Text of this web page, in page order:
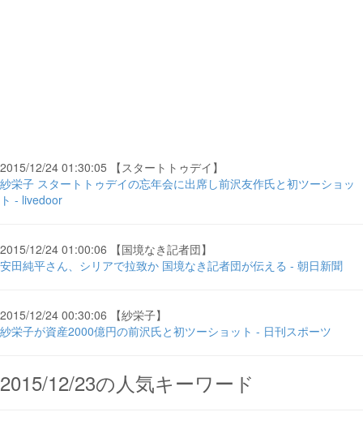
2015/12/24 01:30:05 【スタートトゥデイ】
紗栄子 スタートトゥデイの忘年会に出席し前沢友作氏と初ツーショッ
ト - livedoor
2015/12/24 01:00:06 【国境なき記者団】
安田純平さん、シリアで拉致か 国境なき記者団が伝える - 朝日新聞
2015/12/24 00:30:06 【紗栄子】
紗栄子が資産2000億円の前沢氏と初ツーショット - 日刊スポーツ
2015/12/23の人気キーワード